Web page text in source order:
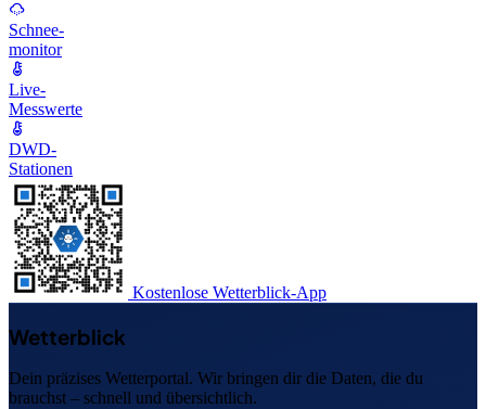
Schnee-
monitor
Live-
Messwerte
DWD-
Stationen
Kostenlose Wetterblick-App
Wetterblick
Dein präzises Wetterportal. Wir bringen dir die Daten, die du
brauchst – schnell und übersichtlich.